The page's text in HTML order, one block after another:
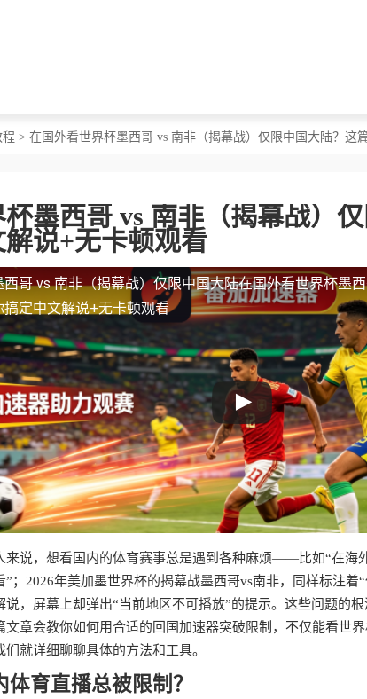
程 > 在国外看世界杯墨西哥 vs 南非（揭幕战）仅限中国大陆？这
墨西哥 vs 南非（揭幕战）
说+无卡顿观看
哥 vs 南非（揭幕战）仅限中国大陆在国外看世界杯墨
搞定中文解说+无卡顿观看
来说，想看国内的体育赛事总是遇到各种麻烦——比如“在海
；2026年美加墨世界杯的揭幕战墨西哥vs南非，同样标注
说，屏幕上却弹出“当前地区不可播放”的提示。这些问题的
文章会教你如何用合适的回国加速器突破限制，不仅能看世
就详细聊聊具体的方法和工具。
育直播总被限制？